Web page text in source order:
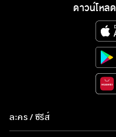
ดาวน์โหลด
ละคร / ซีรีส์